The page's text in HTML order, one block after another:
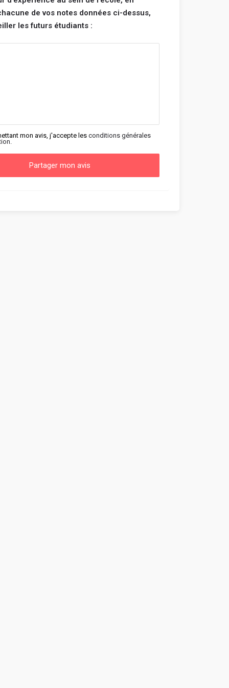
de vos notes données ci-dessus,
les futurs étudiants :
mon avis, j'accepte les conditions générales
Partager mon avis